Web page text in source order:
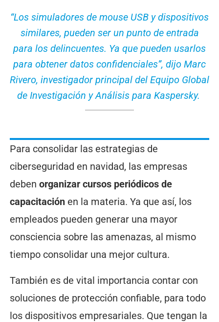
“Los simuladores de mouse USB y dispositivos
similares, pueden ser un punto de entrada
para los delincuentes. Ya que pueden usarlos
para obtener datos confidenciales”, dijo Marc
Rivero, investigador principal del Equipo Global
de Investigación y Análisis para Kaspersky.
Para consolidar las estrategias de
ciberseguridad en navidad, las empresas
deben organizar cursos periódicos de
capacitación en la materia. Ya que así, los
empleados pueden generar una mayor
consciencia sobre las amenazas, al mismo
tiempo consolidar una mejor cultura.
También es de vital importancia contar con
soluciones de protección confiable, para todo
los dispositivos empresariales. Que tengan la